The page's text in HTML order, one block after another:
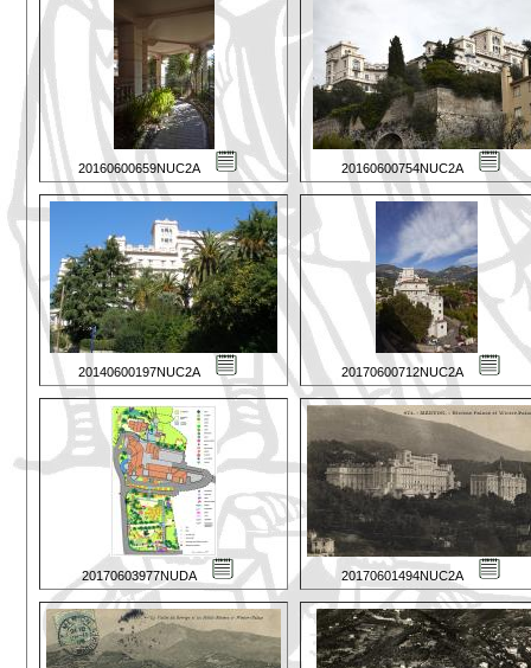
20160600659NUC2A 20160600754NUC2A
20140600197NUC2A 20170600712NUC2A
20170603977NUDA 20170601494NUC2A